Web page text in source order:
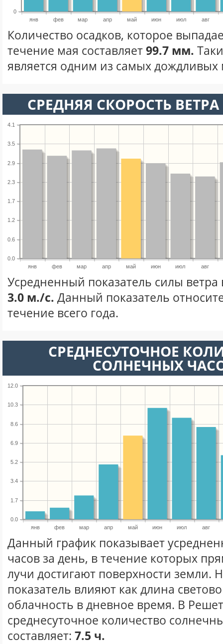
янв фев мар апр май июн июл авг
0
Количество осадков, которое
течение мая составляет99.7 мм.
является одним из самых дождливых
СРЕДНЯЯ СКОРОСТЬ
янв фев мар апр май июн июл авг
0.0
0.6
1.2
1.7
2.3
2.9
3.5
4.1
Усредненный показатель силы ветра
3.0 м./с. Данный показатель
течение всего года.
СРЕДНЕСУТОЧНОЕ
СОЛНЕЧНЫХ
янв фев мар апр май июн июл авг
0.0
1.7
3.4
5.2
6.9
8.6
10.3
12.0
Данный график показывает
часов за день, в течение которых
лучи достигают поверхности земли.
показатель влияют как длина
облачность в дневное время. В
среднесуточное количество
составляет: 7.5 ч.